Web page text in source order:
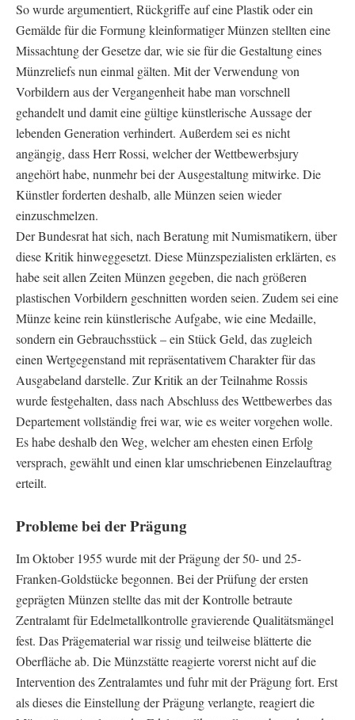
So wurde argumentiert, Rückgriffe auf eine Plastik oder ein
Gemälde für die Formung kleinformatiger Münzen stellten eine
Missachtung der Gesetze dar, wie sie für die Gestaltung eines
Münzreliefs nun einmal gälten. Mit der Verwendung von
Vorbildern aus der Vergangenheit habe man vorschnell
gehandelt und damit eine gültige künstlerische Aussage der
lebenden Generation verhindert. Außerdem sei es nicht
angängig, dass Herr Rossi, welcher der Wettbewerbsjury
angehört habe, nunmehr bei der Ausgestaltung mitwirke. Die
Künstler forderten deshalb, alle Münzen seien wieder
einzuschmelzen.
Der Bundesrat hat sich, nach Beratung mit Numismatikern, über
diese Kritik hinweggesetzt. Diese Münzspezialisten erklärten, es
habe seit allen Zeiten Münzen gegeben, die nach größeren
plastischen Vorbildern geschnitten worden seien. Zudem sei eine
Münze keine rein künstlerische Aufgabe, wie eine Medaille,
sondern ein Gebrauchsstück – ein Stück Geld, das zugleich
einen Wertgegenstand mit repräsentativem Charakter für das
Ausgabeland darstelle. Zur Kritik an der Teilnahme Rossis
wurde festgehalten, dass nach Abschluss des Wettbewerbes das
Departement vollständig frei war, wie es weiter vorgehen wolle.
Es habe deshalb den Weg, welcher am ehesten einen Erfolg
versprach, gewählt und einen klar umschriebenen Einzelauftrag
erteilt.
Probleme bei der Prägung
Im Oktober 1955 wurde mit der Prägung der 50- und 25-
Franken-Goldstücke begonnen. Bei der Prüfung der ersten
geprägten Münzen stellte das mit der Kontrolle betraute
Zentralamt für Edelmetallkontrolle gravierende Qualitätsmängel
fest. Das Prägematerial war rissig und teilweise blätterte die
Oberfläche ab. Die Münzstätte reagierte vorerst nicht auf die
Intervention des Zentralamtes und fuhr mit der Prägung fort. Erst
als dieses die Einstellung der Prägung verlangte, reagiert die